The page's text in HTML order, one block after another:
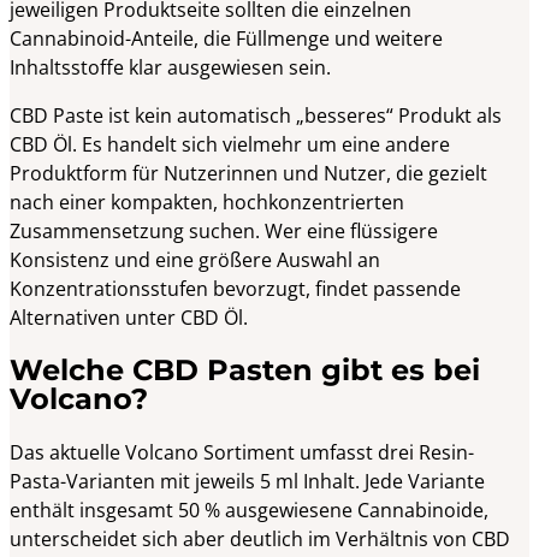
jeweiligen Produktseite sollten die einzelnen
Cannabinoid-Anteile, die Füllmenge und weitere
Inhaltsstoffe klar ausgewiesen sein.
CBD Paste ist kein automatisch „besseres“ Produkt als
CBD Öl. Es handelt sich vielmehr um eine andere
Produktform für Nutzerinnen und Nutzer, die gezielt
nach einer kompakten, hochkonzentrierten
Zusammensetzung suchen. Wer eine flüssigere
Konsistenz und eine größere Auswahl an
Konzentrationsstufen bevorzugt, findet passende
Alternativen unter CBD Öl.
Welche CBD Pasten gibt es bei
Volcano?
Das aktuelle Volcano Sortiment umfasst drei Resin-
Pasta-Varianten mit jeweils 5 ml Inhalt. Jede Variante
enthält insgesamt 50 % ausgewiesene Cannabinoide,
unterscheidet sich aber deutlich im Verhältnis von CBD